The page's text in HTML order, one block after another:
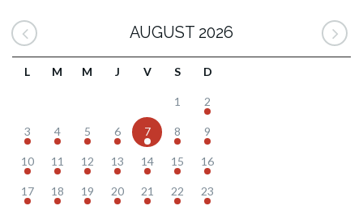
AUGUST 2026
L M M J V S D
1 2
3 4 5 6 7 8 9
10 11 12 13 14 15 16
17 18 19 20 21 22 23